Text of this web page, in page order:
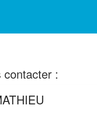
contacter :